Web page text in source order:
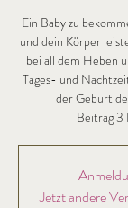
Ein Baby zu
und dein Körper
bei all dem Heben
Tages- und
der Geburt
Beitrag 3
Jetzt andere